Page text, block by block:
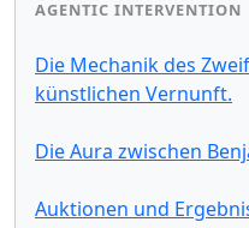
AGENTIC INTERVENTION
Die Mechanik des
künstlichen Vernunft.
Die Aura zwischen
Auktionen und